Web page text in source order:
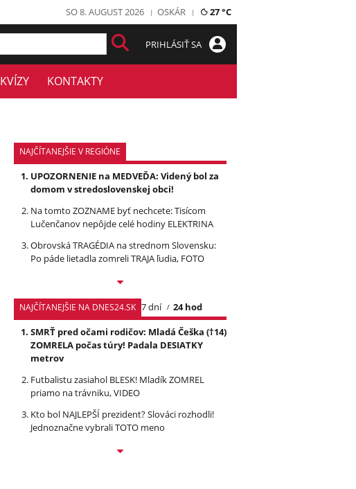
SO 8. AUGUST 2026 OSKÁR 27 °C
PRIHLÁSIŤ SA
KVÍZY KONTAKTY
NAJČÍTANEJŠIE V REGIÓNE
UPOZORNENIE na MEDVEĎA: Videný bol za
domom v stredoslovenskej obci!
Na tomto ZOZNAME byť nechcete: Tisícom
Lučenčanov nepôjde celé hodiny ELEKTRINA
Obrovská TRAGÉDIA na strednom Slovensku:
Po páde lietadla zomreli TRAJA ľudia, FOTO
NAJČÍTANEJŠIE NA DNES24.SK 7 dní
24 hod
SMRŤ pred očami rodičov: Mladá Češka (†14)
ZOMRELA počas túry! Padala DESIATKY
metrov
Futbalistu zasiahol BLESK! Mladík ZOMREL
priamo na trávniku, VIDEO
Kto bol NAJLEPŠÍ prezident? Slováci rozhodli!
Jednoznačne vybrali TOTO meno